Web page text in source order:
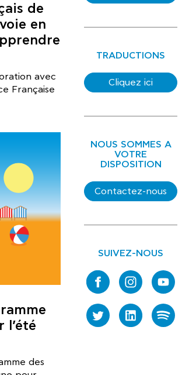
de
en
avec
Française
l’été
des
TRADUCTIONS
Cliquez ici
NOUS SOMMES A
VOTRE
DISPOSITION
Contactez-nous
SUIVEZ-NOUS